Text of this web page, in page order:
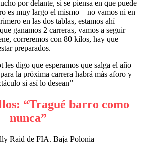
por delante, si se piensa en que puede
es muy largo el mismo – no vamos ni en
en las dos tablas, estamos ahí
ganamos 2 carreras, vamos a seguir
correremos con 80 kilos, hay que
preparados.
les digo que esperamos que salga el año
la próxima carrera habrá más aforo y
si así lo desean”
“Tragué barro como
nunca”
Raid de FIA. Baja Polonia